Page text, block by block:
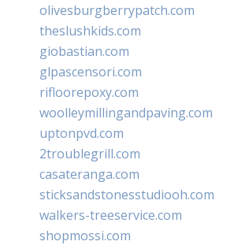
olivesburgberrypatch.com
theslushkids.com
giobastian.com
glpascensori.com
rifloorepoxy.com
woolleymillingandpaving.com
uptonpvd.com
2troublegrill.com
casateranga.com
sticksandstonesstudiooh.com
walkers-treeservice.com
shopmossi.com